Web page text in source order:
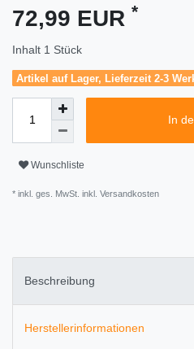
72,99 EUR *
Inhalt 1 Stück
Artikel auf Lager, Lieferzeit 2-3
In
Wunschliste
* inkl. ges. MwSt. inkl. Versandkosten
Beschreibung
Herstellerinformationen